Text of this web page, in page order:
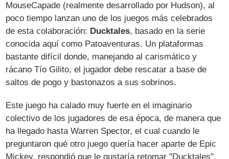
MouseCapade (realmente desarrollado por Hudson), al
poco tiempo lanzan uno de los juegos más celebrados
de esta colaboración: Ducktales, basado en la serie
conocida aquí como Patoaventuras. Un plataformas
bastante difícil donde, manejando al carismático y
rácano Tío Gilito, el jugador debe rescatar a base de
saltos de pogo y bastonazos a sus sobrinos.
Este juego ha calado muy fuerte en el imaginario
colectivo de los jugadores de esa época, de manera que
ha llegado hasta Warren Spector, el cual cuando le
preguntaron qué otro juego quería hacer aparte de Epic
Mickey, respondió que le gustaría retomar "Ducktales".